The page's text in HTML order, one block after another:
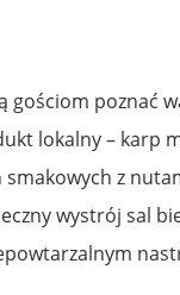
lokalny –
z
wystrój sal